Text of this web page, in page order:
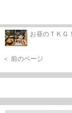
お昼のＴＫＧ
＜ 前のページ